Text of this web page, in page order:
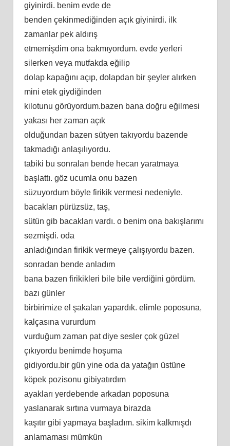
giyinirdi. benim evde de
benden çekinmediğinden açık giyinirdi. ilk
zamanlar pek aldırış
etmemişdim ona bakmıyordum. evde yerleri
silerken veya mutfakda eğilip
dolap kapağını açıp, dolapdan bir şeyler alırken
mini etek giydiğinden
kilotunu görüyordum.bazen bana doğru eğilmesi
yakası her zaman açık
olduğundan bazen sütyen takıyordu bazende
takmadığı anlaşılıyordu.
tabiki bu sonraları bende hecan yaratmaya
başlattı. göz ucumla onu bazen
süzuyordum böyle firikik vermesi nedeniyle.
bacakları pürüzsüz, taş,
sütün gib bacakları vardı. o benim ona bakışlarımı
sezmişdi. oda
anladığından firikik vermeye çalışıyordu bazen.
sonradan bende anladım
bana bazen firikikleri bile bile verdiğini gördüm.
bazı günler
birbirimize el şakaları yapardık. elimle poposuna,
kalçasına vururdum
vurduğum zaman pat diye sesler çok güzel
çıkıyordu benimde hoşuma
gidiyordu.bir gün yine oda da yatağın üstüne
köpek pozisonu gibiyatırdım
ayakları yerdebende arkadan poposuna
yaslanarak sırtına vurmaya birazda
kaşıtır gibi yapmaya başladım. sikim kalkmışdı
anlamaması mümkün